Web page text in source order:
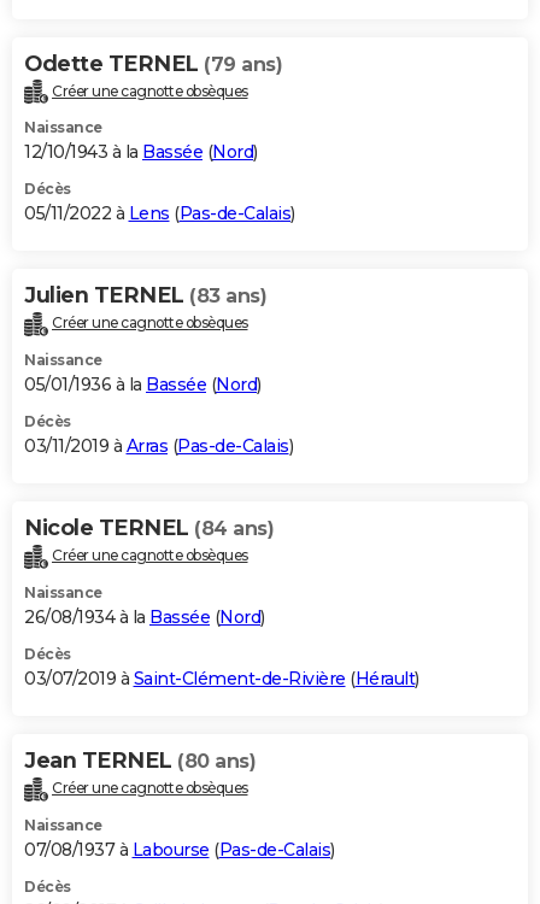
Odette TERNEL (79 ans)
Créer une cagnotte obsèques
Naissance
12/10/1943 à la Bassée (Nord)
Décès
05/11/2022 à Lens (Pas-de-Calais)
Julien TERNEL (83 ans)
Créer une cagnotte obsèques
Naissance
05/01/1936 à la Bassée (Nord)
Décès
03/11/2019 à Arras (Pas-de-Calais)
Nicole TERNEL (84 ans)
Créer une cagnotte obsèques
Naissance
26/08/1934 à la Bassée (Nord)
Décès
03/07/2019 à Saint-Clément-de-Rivière (Hérault)
Jean TERNEL (80 ans)
Créer une cagnotte obsèques
Naissance
07/08/1937 à Labourse (Pas-de-Calais)
Décès